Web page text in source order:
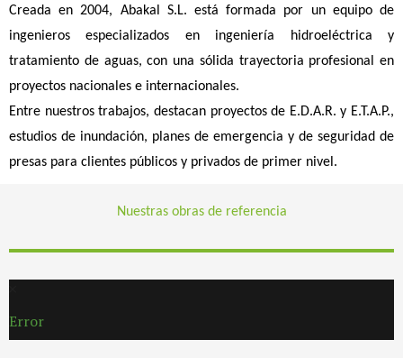
Creada en 2004, Abakal S.L. está formada por un equipo de
ingenieros especializados en ingeniería hidroeléctrica y
tratamiento de aguas, con una sólida trayectoria profesional en
proyectos nacionales e internacionales.
Entre nuestros trabajos, destacan proyectos de E.D.A.R. y E.T.A.P.,
estudios de inundación, planes de emergencia y de seguridad de
presas para clientes públicos y privados de primer nivel.
Nuestras obras de referencia
Error